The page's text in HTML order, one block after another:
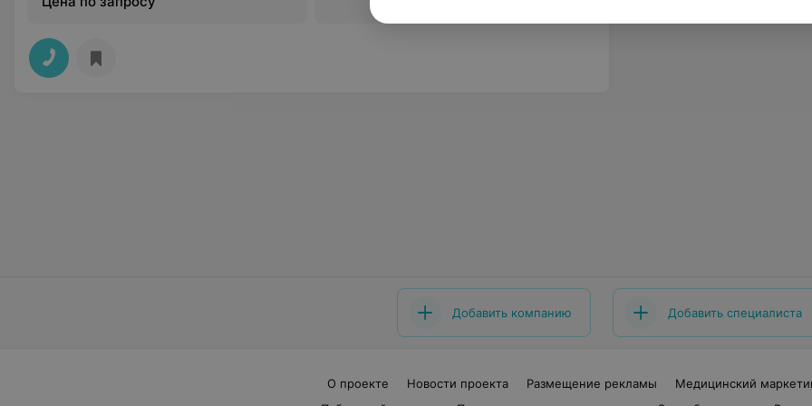
Добавить компанию Добавить специалиста
О проекте Новости проекта Размещение рекламы
Медицинский